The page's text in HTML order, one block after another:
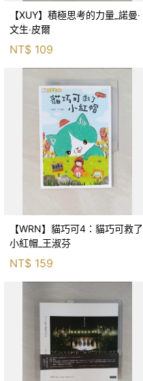
【XUY】積極思考的力量_諾曼‧
文生‧皮爾
NT$ 109
【WRN】貓巧可4：貓巧可救了
小紅帽_王淑芬
NT$ 159